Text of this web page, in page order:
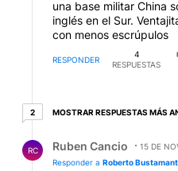
una base militar China
inglés en el Sur.
con menos escrúpulos
RESPONDER
4
RESPUESTAS
22 respuestas más antiguas
MOSTRAR RESPUESTAS MÁS
RC Ruben Cancio
15 DE
Responder a Roberto